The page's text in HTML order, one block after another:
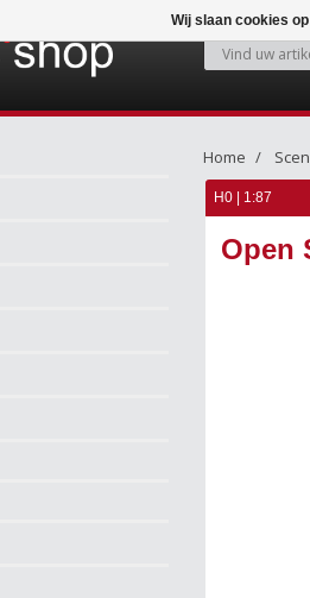
Home
H0 | 1:87
Open
Wij slaan cookies